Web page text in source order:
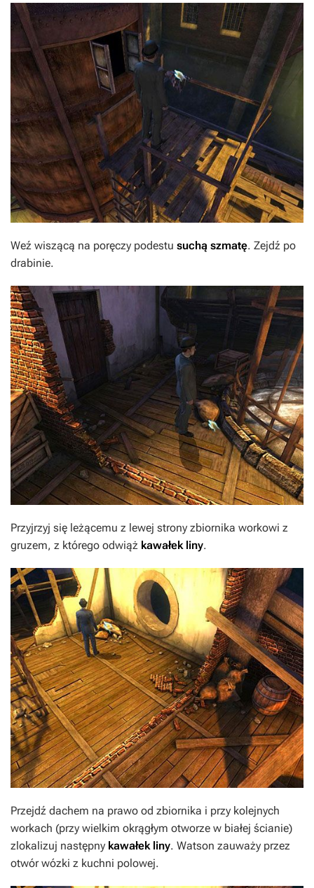
Weź wiszącą na poręczy podestu suchą szmatę. Zejdź po
drabinie.
Przyjrzyj się leżącemu z lewej strony zbiornika workowi z
gruzem, z którego odwiąż kawałek liny.
Przejdź dachem na prawo od zbiornika i przy kolejnych
workach (przy wielkim okrągłym otworze w białej ścianie)
zlokalizuj następny kawałek liny. Watson zauważy przez
otwór wózki z kuchni polowej.